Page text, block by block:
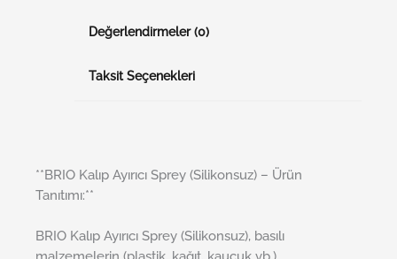
Değerlendirmeler (0)
Taksit Seçenekleri
**BRIO Kalıp Ayırıcı Sprey (Silikonsuz) – Ürün
Tanıtımı:**
BRIO Kalıp Ayırıcı Sprey (Silikonsuz), basılı
malzemelerin (plastik, kağıt, kauçuk vb.)